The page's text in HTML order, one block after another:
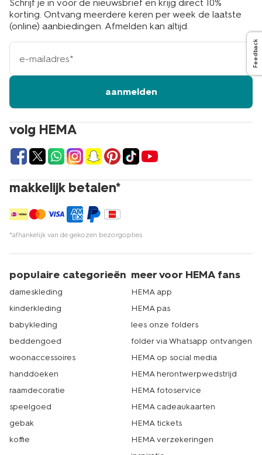
volg HEMA
makkelijk betalen*
*afhankelijk van de gekozen bezorgopties
Schrijf je in voor de nieuwsbrief en krijg direct 10%
korting. Ontvang meerdere keren per week de laatste
(online) aanbiedingen. Afmelden kan altijd.
e-
mailadres
aanmelden
populaire categorieën
dameskleding
kinderkleding
babykleding
beddengoed
woonaccessoires
handdoeken
raamdecoratie
speelgoed
gebak
koffie
meer voor HEMA fans
HEMA app
HEMA pas
lees onze folders
folder via Whatsapp ontvangen
HEMA op social media
HEMA herontwerpwedstrijd
HEMA fotoservice
HEMA cadeaukaarten
HEMA tickets
HEMA verzekeringen
Feedback